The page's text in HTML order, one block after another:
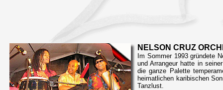
NELSON CRUZ
Im Sommer 1993 gründete
und Arrangeur hatte in
die ganze Palette
heimatlichen karibischen
Tanzlust.